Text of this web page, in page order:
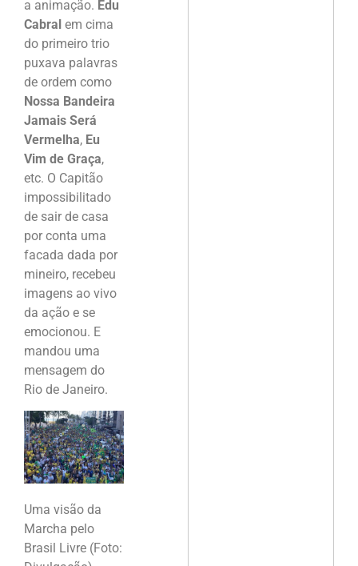
a animação. Edu
Cabral em cima
do primeiro trio
puxava palavras
de ordem como
Nossa Bandeira
Jamais Será
Vermelha, Eu
Vim de Graça,
etc. O Capitão
impossibilitado
de sair de casa
por conta uma
facada dada por
mineiro, recebeu
imagens ao vivo
da ação e se
emocionou. E
mandou uma
mensagem do
Rio de Janeiro.
Uma visão da
Marcha pelo
Brasil Livre (Foto: